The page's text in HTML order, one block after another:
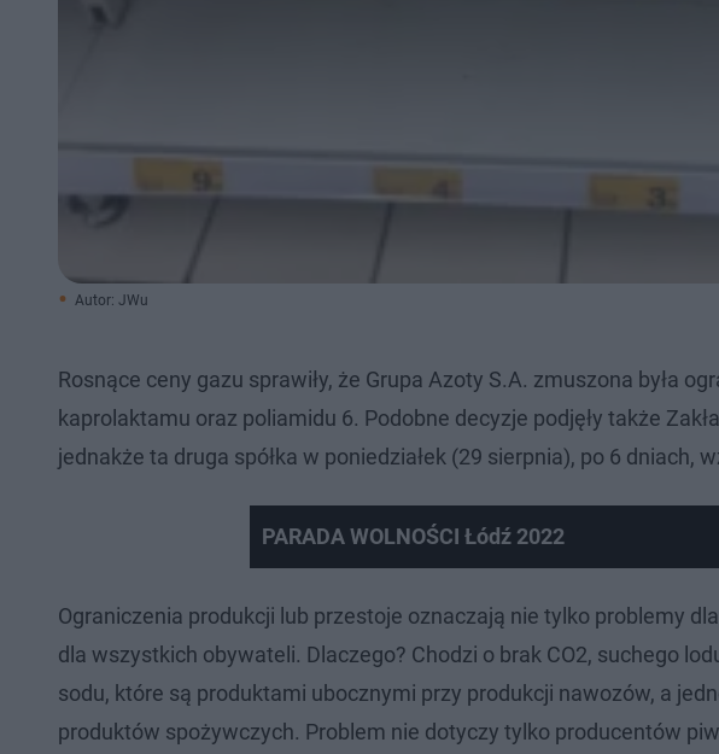
Autor: JWu
Rosnące ceny gazu sprawiły, że Grupa Azoty S.A. zmuszona była
kaprolaktamu oraz poliamidu 6. Podobne decyzje podjęły także
jednakże ta druga spółka w poniedziałek (29 sierpnia), po 6 dniach,
PARADA WOLNOŚCI Łódź 2022
Ograniczenia produkcji lub przestoje oznaczają nie tylko problemy
dla wszystkich obywateli. Dlaczego? Chodzi o brak CO2, suchego
sodu, które są produktami ubocznymi przy produkcji nawozów, a
produktów spożywczych. Problem nie dotyczy tylko producentów